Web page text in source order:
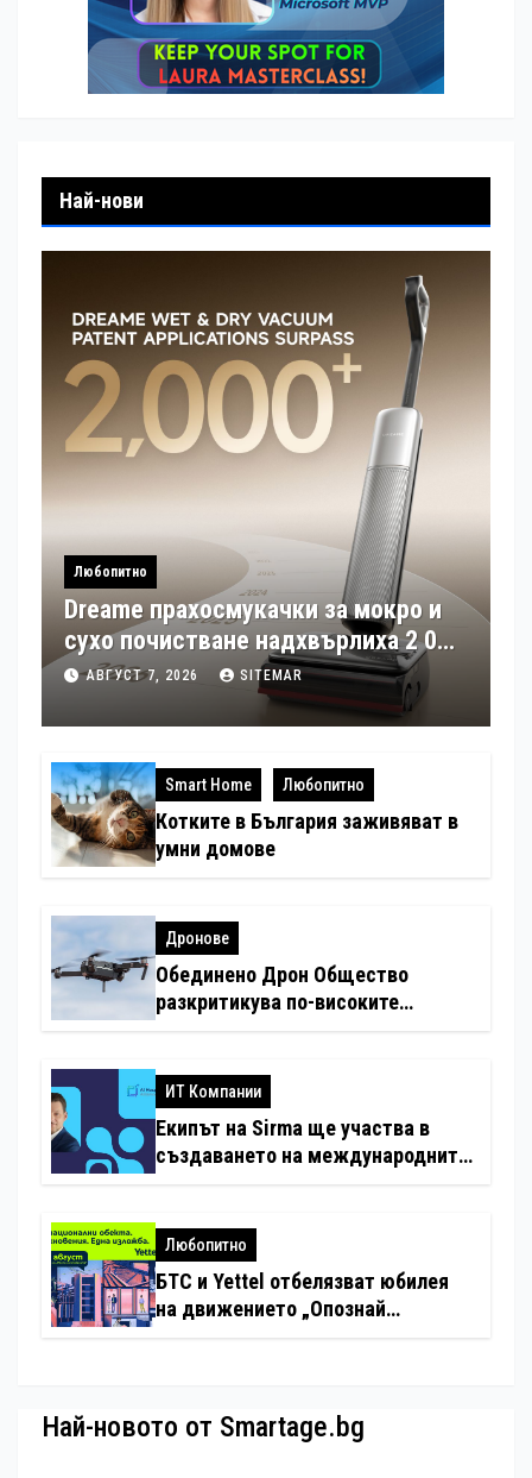
Най-нови
Любопитно
Dreame прахосмукачки за мокро и
сухо почистване надхвърлиха 2 000
патентни заявки в световен мащаб
АВГУСТ 7, 2026 SITEMAR
Smart Home Любопитно
Котките в България заживяват в
умни домове
Дронове
Обединено Дрон Общество
разкритикува по-високите
ИТ Компании
Екипът на Sirma ще участва в
създаването на международните
хотелиерството
Любопитно
БТС и Yettel отбелязват юбилея
на движението „Опознай
Най-новото от Smartage.bg